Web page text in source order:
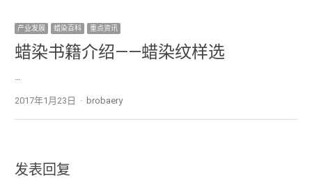
产业发展 蜡染百科 重点资讯
蜡染书籍介绍——蜡染纹样选
…
2017年1月23日 Author
brobaery
发表回复